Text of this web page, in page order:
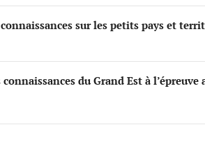
sur les petits pays et
du Grand Est à